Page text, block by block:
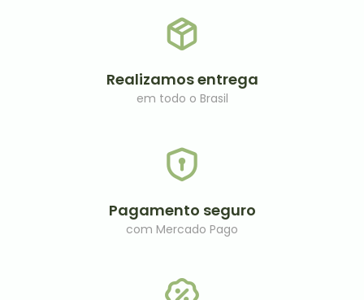
Realizamos entrega
em todo o Brasil
Pagamento seguro
com Mercado Pago